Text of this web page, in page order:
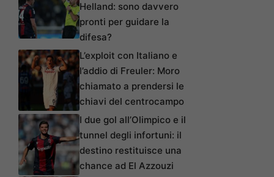
Helland: sono davvero
pronti per guidare la
difesa?
L’exploit con Italiano e
l’addio di Freuler: Moro
chiamato a prendersi le
chiavi del centrocampo
I due gol all’Olimpico e il
tunnel degli infortuni: il
destino restituisce una
chance ad El Azzouzi